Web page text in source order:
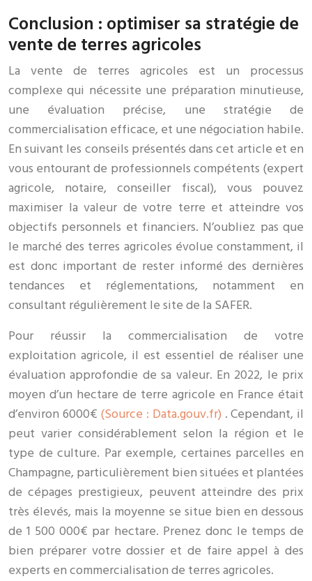
Conclusion : optimiser sa stratégie de
vente de terres agricoles
La vente de terres agricoles est un processus
complexe qui nécessite une préparation minutieuse,
une évaluation précise, une stratégie de
commercialisation efficace, et une négociation habile.
En suivant les conseils présentés dans cet article et en
vous entourant de professionnels compétents (expert
agricole, notaire, conseiller fiscal), vous pouvez
maximiser la valeur de votre terre et atteindre vos
objectifs personnels et financiers. N’oubliez pas que
le marché des terres agricoles évolue constamment, il
est donc important de rester informé des dernières
tendances et réglementations, notamment en
consultant régulièrement le site de la SAFER.
Pour réussir la commercialisation de votre
exploitation agricole, il est essentiel de réaliser une
évaluation approfondie de sa valeur. En 2022, le prix
moyen d’un hectare de terre agricole en France était
d’environ 6000€ (Source : Data.gouv.fr) . Cependant, il
peut varier considérablement selon la région et le
type de culture. Par exemple, certaines parcelles en
Champagne, particulièrement bien situées et plantées
de cépages prestigieux, peuvent atteindre des prix
très élevés, mais la moyenne se situe bien en dessous
de 1 500 000€ par hectare. Prenez donc le temps de
bien préparer votre dossier et de faire appel à des
experts en commercialisation de terres agricoles.